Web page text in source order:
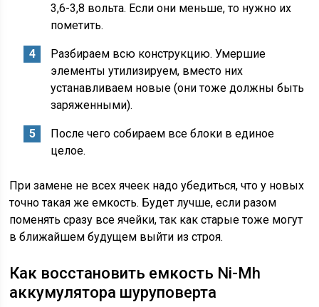
3,6-3,8 вольта. Если они меньше, то нужно их
пометить.
Разбираем всю конструкцию. Умершие
элементы утилизируем, вместо них
устанавливаем новые (они тоже должны быть
заряженными).
После чего собираем все блоки в единое
целое.
При замене не всех ячеек надо убедиться, что у новых
точно такая же емкость. Будет лучше, если разом
поменять сразу все ячейки, так как старые тоже могут
в ближайшем будущем выйти из строя.
Как восстановить емкость Ni-Mh
аккумулятора шуруповерта